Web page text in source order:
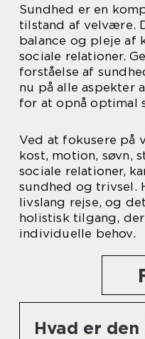
Sundhed er en
tilstand af velvære.
balance og pleje af
sociale relationer.
forståelse af
nu på alle aspekter
for at opnå optimal
Ved at fokusere på
kost, motion, søvn,
sociale relationer,
sundhed og trivsel.
livslang rejse, og
holistisk tilgang,
individuelle behov.
Hvad er